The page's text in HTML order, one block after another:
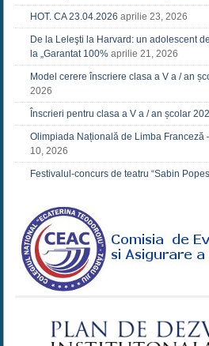
HOT. CA 23.04.2026 aprilie 23, 2026
De la Leleşti la Harvard: un adolescent
la „Garantat 100% aprilie 21, 2026
Model cerere înscriere clasa a V a / an
2026
Înscrieri pentru clasa a V a / an școlar
Olimpiada Națională de Limba Franceză
10, 2026
Festivalul-concurs de teatru “Sabin